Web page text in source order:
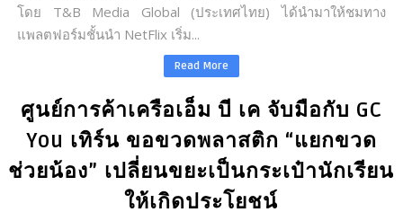
โดย T&B Media Global (ประเทศไทย) ได้นำมาให้ชมทาง
แพลตฟอร์มชั้นนำ NetFlix เริ่ม...
Read More
ศูนย์การค้าเครือเอ็ม บี เค จับมือกับ GC
You เทิร์น ขอขวดพลาสติก “แยกขวด
ช่วยน้อง” เปลี่ยนขยะเป็นกระเป๋านักเรียน
ให้เกิดประโยชน์